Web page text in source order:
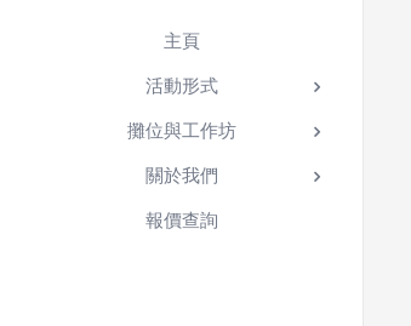
主頁
活動形式
攤位與工作坊
關於我們
報價查詢